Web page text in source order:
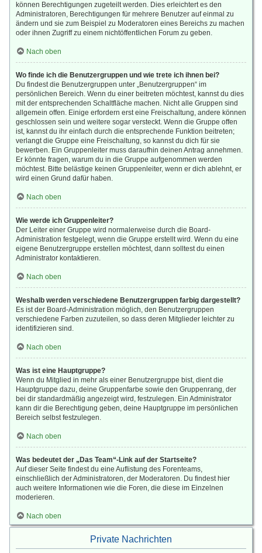
können Berechtigungen zugeteilt werden. Dies erleichtert es den
Administratoren, Berechtigungen für mehrere Benutzer auf einmal zu
ändern und sie zum Beispiel zu Moderatoren eines Bereichs zu machen
oder ihnen Zugriff zu einem nichtöffentlichen Forum zu geben.
Nach oben
Wo finde ich die Benutzergruppen und wie trete ich ihnen bei?
Du findest die Benutzergruppen unter „Benutzergruppen“ im
persönlichen Bereich. Wenn du einer beitreten möchtest, kannst du dies
mit der entsprechenden Schaltfläche machen. Nicht alle Gruppen sind
allgemein offen. Einige erfordern erst eine Freischaltung, andere können
geschlossen sein und weitere sogar versteckt. Wenn die Gruppe offen
ist, kannst du ihr einfach durch die entsprechende Funktion beitreten;
verlangt die Gruppe eine Freischaltung, so kannst du dich für sie
bewerben. Ein Gruppenleiter muss daraufhin deinen Antrag annehmen.
Er könnte fragen, warum du in die Gruppe aufgenommen werden
möchtest. Bitte belästige keinen Gruppenleiter, wenn er dich ablehnt, er
wird einen Grund dafür haben.
Nach oben
Wie werde ich Gruppenleiter?
Der Leiter einer Gruppe wird normalerweise durch die Board-
Administration festgelegt, wenn die Gruppe erstellt wird. Wenn du eine
eigene Benutzergruppe erstellen möchtest, dann solltest du einen
Administrator kontaktieren.
Nach oben
Weshalb werden verschiedene Benutzergruppen farbig dargestellt?
Es ist der Board-Administration möglich, den Benutzergruppen
verschiedene Farben zuzuteilen, so dass deren Mitglieder leichter zu
identifizieren sind.
Nach oben
Was ist eine Hauptgruppe?
Wenn du Mitglied in mehr als einer Benutzergruppe bist, dient die
Hauptgruppe dazu, deine Gruppenfarbe sowie den Gruppenrang, der
bei dir standardmäßig angezeigt wird, festzulegen. Ein Administrator
kann dir die Berechtigung geben, deine Hauptgruppe im persönlichen
Bereich selbst festzulegen.
Nach oben
Was bedeutet der „Das Team“-Link auf der Startseite?
Auf dieser Seite findest du eine Auflistung des Forenteams,
einschließlich der Administratoren, der Moderatoren. Du findest hier
auch weitere Informationen wie die Foren, die diese im Einzelnen
moderieren.
Nach oben
Private Nachrichten